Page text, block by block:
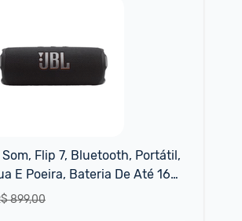
Flip 7, Bluetooth, Portátil,
E Poeira, Bateria De Até 16h,
Jbl Pro, Ai Sound Boost, 25 W
899,00